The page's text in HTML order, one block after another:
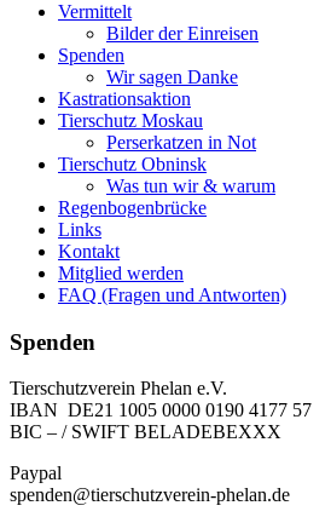
Vermittelt
Bilder der Einreisen
Spenden
Wir sagen Danke
Kastrationsaktion
Tierschutz Moskau
Perserkatzen in Not
Tierschutz Obninsk
Was tun wir & warum
Regenbogenbrücke
Links
Kontakt
Mitglied werden
FAQ (Fragen und Antworten)
Spenden
Tierschutzverein Phelan e.V.
IBAN DE21 1005 0000 0190 4177 57
BIC – / SWIFT BELADEBEXXX
Paypal
spenden@tierschutzverein-phelan.de